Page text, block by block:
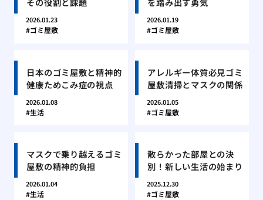
2026.01.23
ゴミ屋敷
2026.01.19
ゴミ屋敷
日本のゴミ屋敷と精神的
健康ためこみ症の視点
2026.01.08
生活
アレルギー体質必見ゴミ
屋敷清掃とマスクの関係
2026.01.05
ゴミ屋敷
マスクで乗り越えるゴミ
屋敷の精神的負担
2026.01.04
生活
散らかった部屋との決
別！新しい生活の始まり
2025.12.30
ゴミ屋敷